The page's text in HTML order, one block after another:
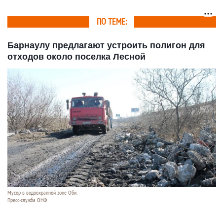
ПО ТЕМЕ:
Барнаулу предлагают устроить полигон для
отходов около поселка Лесной
Мусор в водоохранной зоне Оби.
Пресс-служба ОНФ